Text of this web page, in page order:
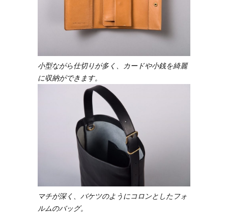
小型ながら仕切りが多く、カードや小銭を綺麗
に収納ができます。
マチが深く、バケツのようにコロンとしたフォ
ルムのバッグ。